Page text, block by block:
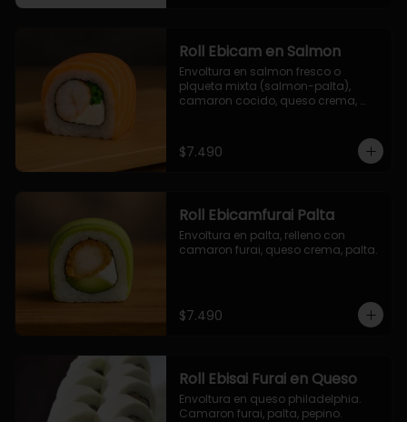
Roll Ebicam en Salmon
Envoltura en salmon fresco o
plqueta mixta (salmon-palta),
camaron cocido, queso crema,
$7.490
Roll Ebicamfurai Palta
Envoltura en palta, relleno con
camaron furai, queso crema, palta.
$7.490
Roll Ebisai Furai en Queso
Envoltura en queso philadelphia.
Camaron furai, palta, pepino.